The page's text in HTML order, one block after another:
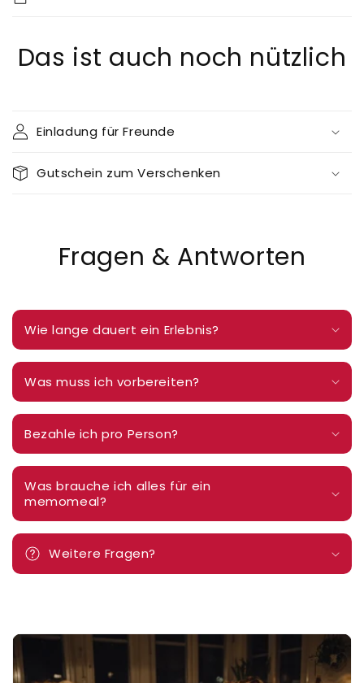
Das ist auch noch nützlich
Einladung für Freunde
Gutschein zum Verschenken
Fragen & Antworten
Wie lange dauert ein Erlebnis?
Was muss ich vorbereiten?
Bezahle ich pro Person?
Was brauche ich alles für ein
memomeal?
Weitere Fragen?